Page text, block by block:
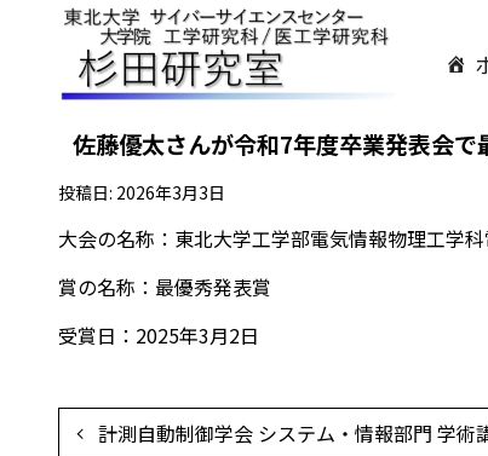
佐藤優太さんが令和7年度卒業発表会で
投稿日: 2026年3月3日
大会の名称：東北大学工学部電気情報物理工学
賞の名称：最優秀発表賞
受賞日：2025年3月2日
投 計測自動制御学会 システム・情報部門 学